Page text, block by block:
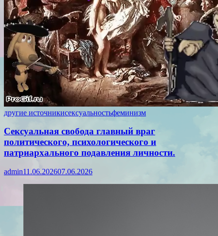
другие источникисексуальностьфеминизм
Сексуальная свобода главный враг
политического, психологического и
патриархального подавления личности.
admin11.06.202607.06.2026